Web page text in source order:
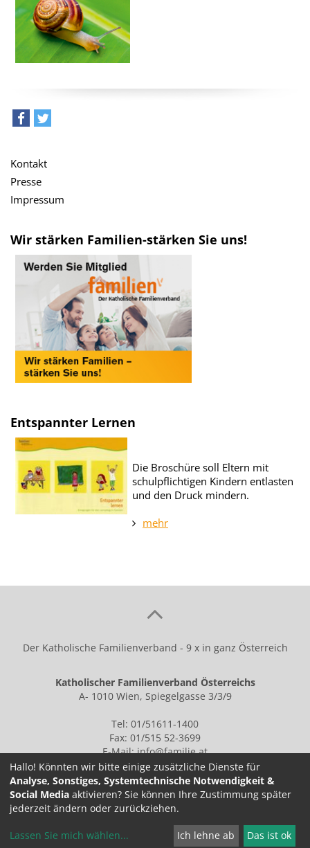
Kontakt
Presse
Impressum
Wir stärken Familien-stärken Sie uns!
Entspannter Lernen
Die Broschüre soll Eltern mit
schulpflichtigen Kindern entlasten
und den Druck mindern.
mehr
Der Katholische Familienverband - 9 x in ganz Österreich
Katholischer Familienverband Österreichs
A- 1010 Wien, Spiegelgasse 3/3/9
Tel: 01/51611-1400
Fax: 01/515 52-3699
E-Mail:info@familie.at
IMPRESSUM
Hallo! Könnten wir bitte einige zusätzliche Dienste für
Analyse, Sonstiges, Systemtechnische Notwendigkeit &
Social Media aktivieren? Sie können Ihre Zustimmung später
jederzeit ändern oder zurückziehen.
Lassen Sie mich wählen... Ich lehne ab Das ist ok